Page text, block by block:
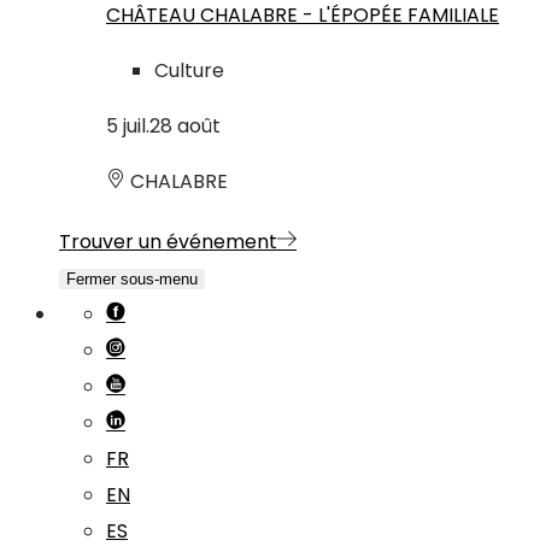
CHÂTEAU CHALABRE - L'ÉPOPÉE FAMILIALE
Culture
5 juil.28 août
CHALABRE
Trouver un événement
Fermer sous-menu
FR
EN
ES